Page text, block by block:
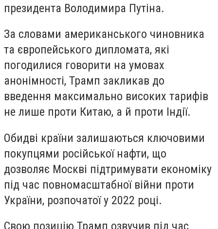
президента Володимира Путіна.
За словами американського чиновника
та європейського дипломата, які
погодилися говорити на умовах
анонімності, Трамп закликав до
введення максимально високих тарифів
не лише проти Китаю, а й проти Індії.
Обидві країни залишаються ключовими
покупцями російської нафти, що
дозволяє Москві підтримувати економіку
під час повномасштабної війни проти
України, розпочатої у 2022 році.
Свою позицію Трамп озвучив під час